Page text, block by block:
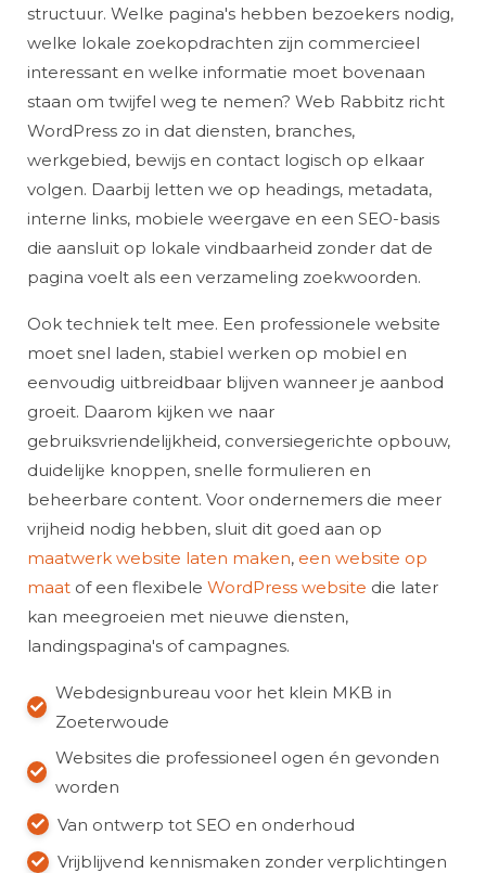
structuur. Welke pagina's hebben bezoekers nodig,
welke lokale zoekopdrachten zijn commercieel
interessant en welke informatie moet bovenaan
staan om twijfel weg te nemen? Web Rabbitz richt
WordPress zo in dat diensten, branches,
werkgebied, bewijs en contact logisch op elkaar
volgen. Daarbij letten we op headings, metadata,
interne links, mobiele weergave en een SEO-basis
die aansluit op lokale vindbaarheid zonder dat de
pagina voelt als een verzameling zoekwoorden.
Ook techniek telt mee. Een professionele website
moet snel laden, stabiel werken op mobiel en
eenvoudig uitbreidbaar blijven wanneer je aanbod
groeit. Daarom kijken we naar
gebruiksvriendelijkheid, conversiegerichte opbouw,
duidelijke knoppen, snelle formulieren en
beheerbare content. Voor ondernemers die meer
vrijheid nodig hebben, sluit dit goed aan op
maatwerk website laten maken, een website op
maat of een flexibele WordPress website die later
kan meegroeien met nieuwe diensten,
landingspagina's of campagnes.
Webdesignbureau voor het klein MKB in
Zoeterwoude
Websites die professioneel ogen én gevonden
worden
Van ontwerp tot SEO en onderhoud
Vrijblijvend kennismaken zonder verplichtingen